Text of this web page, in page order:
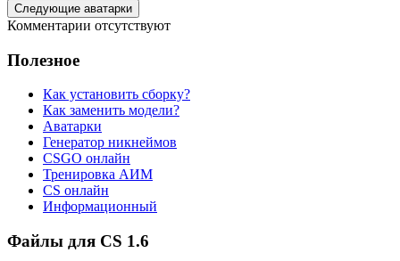
Следующие аватарки
Комментарии отсутствуют
Полезное
Как установить сборку?
Как заменить модели?
Аватарки
Генератор никнеймов
CSGO онлайн
Тренировка АИМ
CS онлайн
Информационный
Файлы для CS 1.6